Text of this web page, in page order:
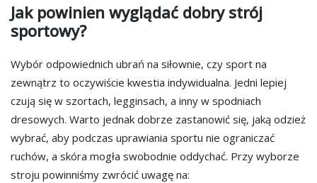
Jak powinien wyglądać dobry strój
sportowy?
Wybór odpowiednich ubrań na siłownie, czy sport na
zewnątrz to oczywiście kwestia indywidualna. Jedni lepiej
czują się w szortach, legginsach, a inny w spodniach
dresowych. Warto jednak dobrze zastanowić się, jaką odzież
wybrać, aby podczas uprawiania sportu nie ograniczać
ruchów, a skóra mogła swobodnie oddychać. Przy wyborze
stroju powinniśmy zwrócić uwagę na: